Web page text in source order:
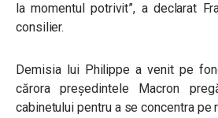
la momentul potrivit”, a declarat
consilier.
Demisia lui Philippe a venit pe
cărorapreședintele Macron
cabinetului pentru a se concentra pe